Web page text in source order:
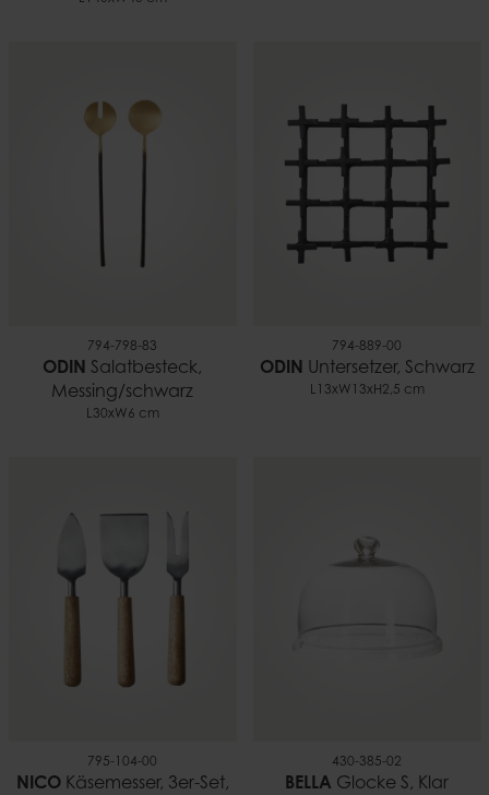
794-798-83
ODIN Salatbesteck,
Messing/schwarz
L30xW6 cm
794-889-00
ODIN Untersetzer, Schwarz
L13xW13xH2,5 cm
795-104-00
NICOKäsemesser, 3er-Set,
430-385-02
BELLA Glocke S, Klar